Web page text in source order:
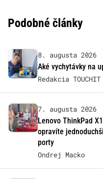
Podobné články
8. augusta 2026
Aké vychytávky na
Redakcia TOUCHIT
7. augusta 2026
Lenovo ThinkPad
opravíte
porty
Ondrej Macko